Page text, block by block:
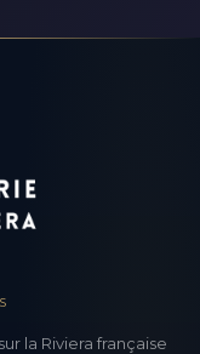
la Riviera française